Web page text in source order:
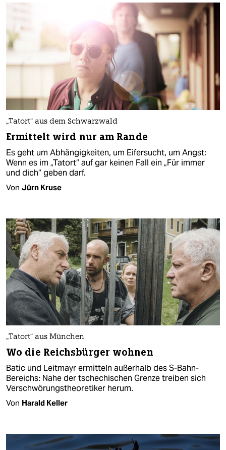
„Tatort“ aus dem Schwarzwald
Ermittelt wird nur am Rande
Es geht um Abhängigkeiten, um Eifersucht, um Angst:
Wenn es im „Tatort“ auf gar keinen Fall ein „Für immer
und dich“ geben darf.
Von Jürn Kruse
„Tatort“ aus München
Wo die Reichsbürger wohnen
Batic und Leitmayr ermitteln außerhalb des S-Bahn-
Bereichs: Nahe der tschechischen Grenze treiben sich
Verschwörungstheoretiker herum.
Von Harald Keller